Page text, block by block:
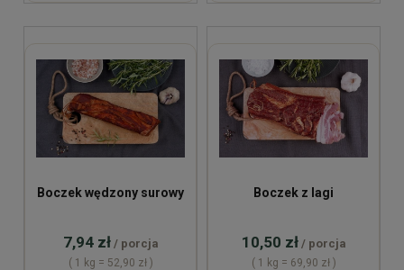
Boczek wędzony surowy
7,94 zł / porcja
( 1 kg = 52,90 zł )
Boczek z lagi
10,50 zł / porcja
( 1 kg = 69,90 zł )